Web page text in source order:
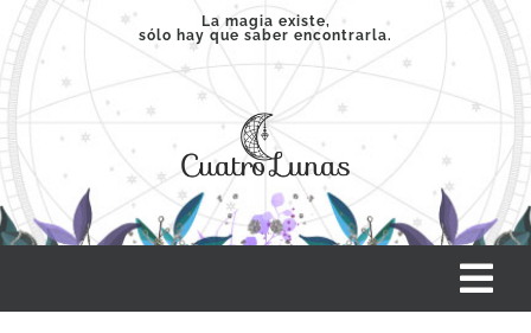
Saltar
contenido
La magia existe,
sólo hay que saber encontrarla.